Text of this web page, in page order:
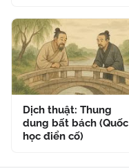
Dịch thuật: Thung
dung bất bách (Quốc
học điển cố)